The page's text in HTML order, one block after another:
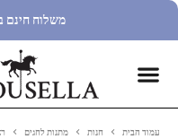
משלוח חינם
עמוד הבית חנות מתנות לחגים